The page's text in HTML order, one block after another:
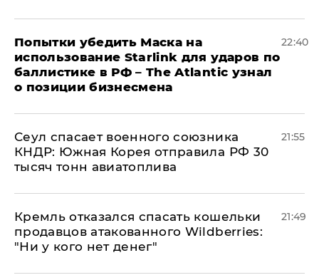
Попытки убедить Маска на
использование Starlink для ударов по
баллистике в РФ – The Atlantic узнал
о позиции бизнесмена
22:40
​Сеул спасает военного союзника
КНДР: Южная Корея отправила РФ 30
тысяч тонн авиатоплива
21:55
Кремль отказался спасать кошельки
продавцов атакованного Wildberries:
"Ни у кого нет денег"
21:49